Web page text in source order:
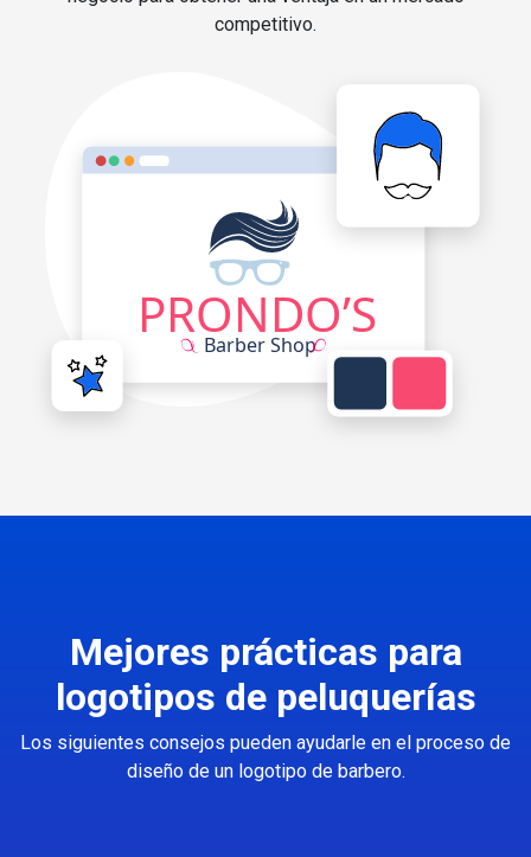
competitivo.
Mejores prácticas para
logotipos de peluquerías
Los siguientes consejos pueden ayudarle en el proceso de
diseño de un logotipo de barbero.